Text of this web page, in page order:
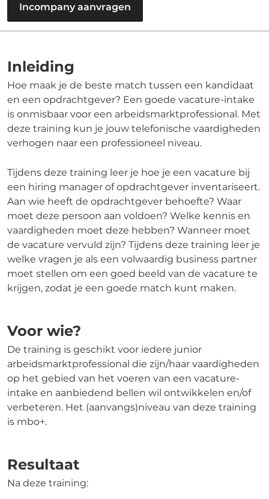
Incompany aanvragen
Inleiding
Hoe maak je de beste match tussen een kandidaat
en een opdrachtgever? Een goede vacature-intake
is onmisbaar voor een arbeidsmarktprofessional. Met
deze training kun je jouw telefonische vaardigheden
verhogen naar een professioneel niveau.
Tijdens deze training leer je hoe je een vacature bij
een hiring manager of opdrachtgever inventariseert.
Aan wie heeft de opdrachtgever behoefte? Waar
moet deze persoon aan voldoen? Welke kennis en
vaardigheden moet deze hebben? Wanneer moet
de vacature vervuld zijn? Tijdens deze training leer je
welke vragen je als een volwaardig business partner
moet stellen om een goed beeld van de vacature te
krijgen, zodat je een goede match kunt maken.
Voor wie?
De training is geschikt voor iedere junior
arbeidsmarktprofessional die zijn/haar vaardigheden
op het gebied van het voeren van een vacature-
intake en aanbiedend bellen wil ontwikkelen en/of
verbeteren. Het (aanvangs)niveau van deze training
is mbo+.
Resultaat
Na deze training: